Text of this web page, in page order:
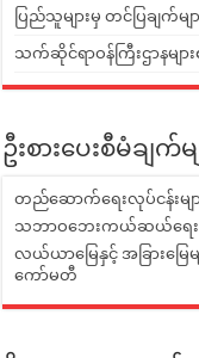
ပြည်သူများမှ တင်ပြချက်မျာ
သက်ဆိုင်ရာဝန်ကြီးဌာနများ
ဦးစားပေးစီမံချက်မ
တည်ဆောက်ရေးလုပ်ငန်းမျာ
သဘာဝဘေးကယ်ဆယ်ရေးလု
လယ်ယာမြေနှင့် အခြားမြေ
ကော်မတီ